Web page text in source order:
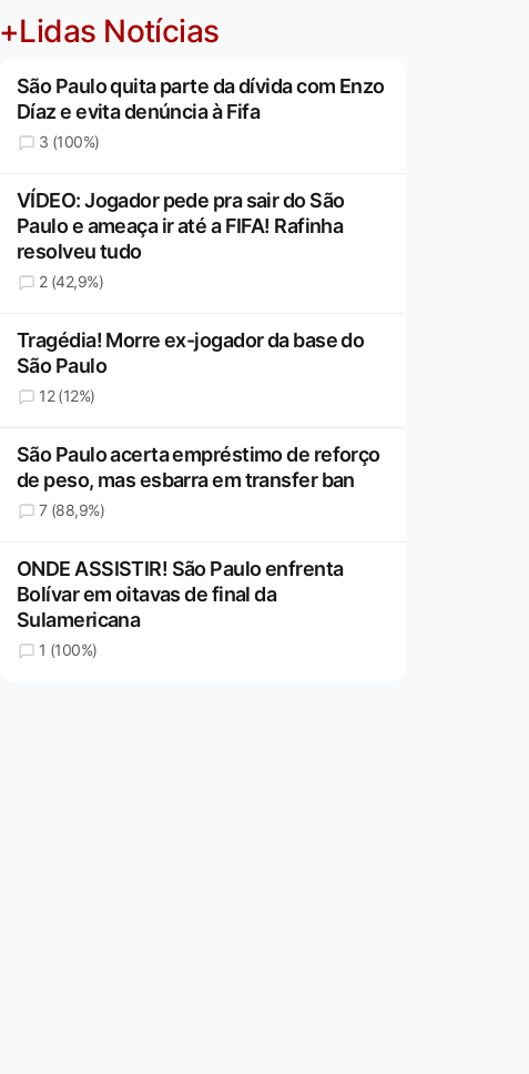
+Lidas Notícias
São Paulo quita parte da dívida com Enzo
Díaz e evita denúncia à Fifa
3 (100%)
VÍDEO: Jogador pede pra sair do São
Paulo e ameaça ir até a FIFA! Rafinha
resolveu tudo
2 (42,9%)
Tragédia! Morre ex-jogador da base do
São Paulo
12 (12%)
São Paulo acerta empréstimo de reforço
de peso, mas esbarra em transfer ban
7 (88,9%)
ONDE ASSISTIR! São Paulo enfrenta
Bolívar em oitavas de final da
Sulamericana
1 (100%)